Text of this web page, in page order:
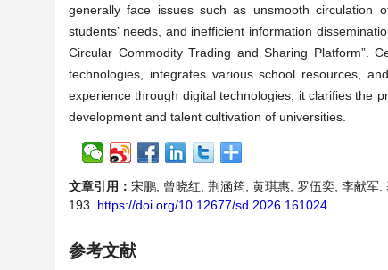
generally face issues such as unsmooth circulation
students’ needs, and inefficient information
Circular Commodity Trading and Sharing Platform”.
technologies, integrates various school resources,
experience through digital technologies, it clarifies the
development and talent cultivation of universities.
文章引用： 宋鹏, 曾晓红, 荆涵筠, 黄琪惠, 罗伍奕, 李献军
193. https://doi.org/10.12677/sd.2026.161024
参考文献